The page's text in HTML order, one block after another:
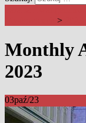
>
Monthly
2023
03paź/23